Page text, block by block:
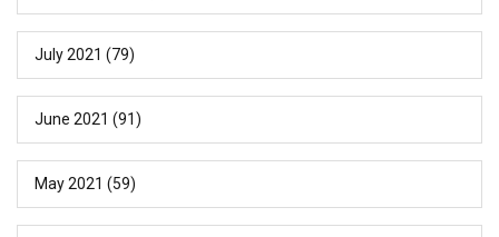
July 2021 (79)
June 2021 (91)
May 2021 (59)